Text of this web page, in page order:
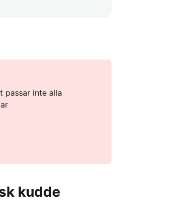
passar inte alla
kudde